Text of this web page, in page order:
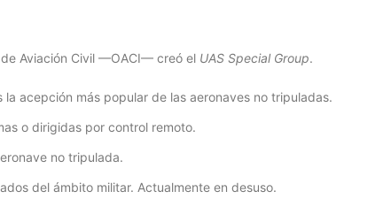
Aviación Civil —OACI— creó el UAS Special Group.
acepción más popular de las aeronaves no tripuladas.
o dirigidas por control remoto.
no tripulada.
del ámbito militar. Actualmente en desuso.